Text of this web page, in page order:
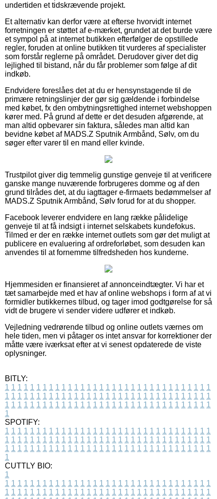
undertiden et tidskrævende projekt.
Et alternativ kan derfor være at efterse hvorvidt internet
forretningen er støttet af e-mærket, grundet at det burde være
et sympol på at internet butikken efterfølger de opstillede
regler, foruden at online butikken tit vurderes af specialister
som forstår reglerne på området. Derudover giver det dig
lejlighed til bistand, når du får problemer som følge af dit
indkøb.
Endvidere foreslåes det at du er hensynstagende til de
primære retningslinjer der gør sig gældende i forbindelse
med købet, fx den ombytningsrettighed internet webshoppen
kører med. På grund af dette er det desuden afgørende, at
man altid opbevarer sin faktura, således man altid kan
bevidne købet af MADS.Z Sputnik Armbånd, Sølv, om du
søger efter varer til en mand eller kvinde.
Trustpilot giver dig temmelig gunstige genveje til at verificere
ganske mange nuværende forbrugeres domme og af den
grund tilrådes det, at du iagttager e-firmaets bedømmelser af
MADS.Z Sputnik Armbånd, Sølv forud for at du shopper.
Facebook leverer endvidere en lang række pålidelige
genveje til at få indsigt i internet selskabets kundefokus.
Tilmed er der en række internet outlets som gør det muligt at
publicere en evaluering af ordreforløbet, som desuden kan
anvendes til at fornemme tilfredsheden hos kunderne.
Hjemmesiden er finansieret af annonceindtægter. Vi har et
tæt samarbejde med et hav af online webshops i form af at vi
formidler butikkernes tilbud, og tager imod godtgørelse for så
vidt de brugere vi sender videre udfører et indkøb.
Vejledning vedrørende tilbud og online outlets værnes om
hele tiden, men vi påtager os intet ansvar for korrektioner der
måtte være iværksat efter at vi senest opdaterede de viste
oplysninger.
BITLY:
1 1 1 1 1 1 1 1 1 1 1 1 1 1 1 1 1 1 1 1 1 1 1 1 1 1 1 1 1 1 1 1 1
1 1 1 1 1 1 1 1 1 1 1 1 1 1 1 1 1 1 1 1 1 1 1 1 1 1 1 1 1 1 1 1 1
1 1 1 1 1 1 1 1 1 1 1 1 1 1 1 1 1 1 1 1 1 1 1 1 1 1 1 1 1 1 1 1 1
1
SPOTIFY:
1 1 1 1 1 1 1 1 1 1 1 1 1 1 1 1 1 1 1 1 1 1 1 1 1 1 1 1 1 1 1 1 1
1 1 1 1 1 1 1 1 1 1 1 1 1 1 1 1 1 1 1 1 1 1 1 1 1 1 1 1 1 1 1 1 1
1 1 1 1 1 1 1 1 1 1 1 1 1 1 1 1 1 1 1 1 1 1 1 1 1 1 1 1 1 1 1 1 1
1
CUTTLY BIO:
1
1 1 1 1 1 1 1 1 1 1 1 1 1 1 1 1 1 1 1 1 1 1 1 1 1 1 1 1 1 1 1 1 1
1 1 1 1 1 1 1 1 1 1 1 1 1 1 1 1 1 1 1 1 1 1 1 1 1 1 1 1 1 1 1 1 1